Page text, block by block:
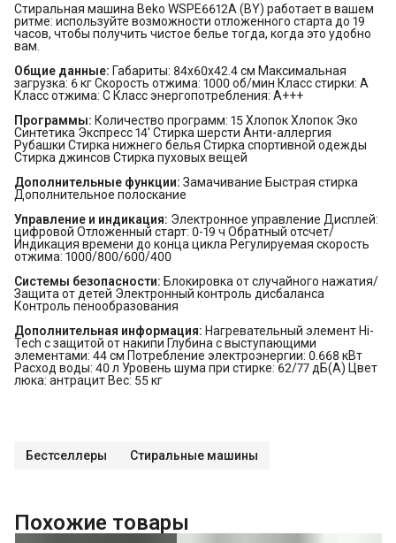
Стиральная машина Beko WSPE6612A (BY) работает в вашем
ритме: используйте возможности отложенного старта до 19
часов, чтобы получить чистое белье тогда, когда это удобно
вам.
Общие данные: Габариты: 84x60x42.4 см Максимальная
загрузка: 6 кг Скорость отжима: 1000 об/мин Класс стирки: A
Класс отжима: C Класс энергопотребления: A+++
Программы: Количество программ: 15 Хлопок Хлопок Эко
Синтетика Экспресс 14' Стирка шерсти Анти-аллергия
Рубашки Стирка нижнего белья Стирка спортивной одежды
Стирка джинсов Стирка пуховых вещей
Дополнительные функции: Замачивание Быстрая стирка
Дополнительное полоскание
Управление и индикация: Электронное управление Дисплей:
цифровой Отложенный старт: 0-19 ч Обратный отсчет/
Индикация времени до конца цикла Регулируемая скорость
отжима: 1000/800/600/400
Системы безопасности: Блокировка от случайного нажатия/
Защита от детей Электронный контроль дисбаланса
Контроль пенообразования
Дополнительная информация: Нагревательный элемент Hi-
Tech с защитой от накипи Глубина с выступающими
элементами: 44 см Потребление электроэнергии: 0.668 кВт
Расход воды: 40 л Уровень шума при стирке: 62/77 дБ(А) Цвет
люка: антрацит Вес: 55 кг
Бестселлеры Стиральные машины
Похожие товары